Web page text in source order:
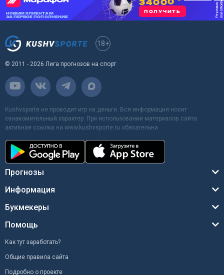
18+
© 2011 - 2026 Лига прогнозов на спорт
Kushvsporte не проводит игр на деньги. Вся информация носит
ознакомительный характер. При использовании материалов сайта
активная ссылка на www.kushvsporte.ru обязательна
Прогнозы
Информация
Букмекеры
Помощь
Как тут заработать?
Общие правила сайта
Подробно о проекте